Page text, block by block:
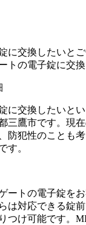
に交換したいと
トの電子錠に交換
に交換したいと
三鷹市です。現
防犯性のことも
す。
ートの電子錠を
は対応できる錠
つけ可能です。